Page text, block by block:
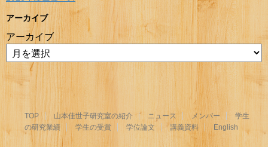
アーカイブ
アーカイブ
TOP 山本佳世子研究室の紹介 ニュース メンバー
学生
の研究業績
学生の受賞 学位論文 講義資料 English